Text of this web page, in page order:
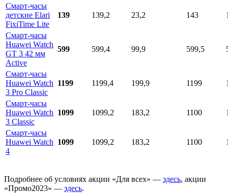
Смарт-часы
детские Elari
FixiTime Lite
139 139,2 23,2 143
Смарт-часы
Huawei Watch
GT 3 42 мм
Active
599 599,4 99,9 599,5
Смарт-часы
Huawei Watch
3 Pro Classic
1199 1199,4 199,9 1199
Смарт-часы
Huawei Watch
3 Classic
1099 1099,2 183,2 1100
Смарт-часы
Huawei Watch
4
1099 1099,2 183,2 1100
Подробнее об условиях акции «Для всех» — здесь, акции
«Промо2023» — здесь.